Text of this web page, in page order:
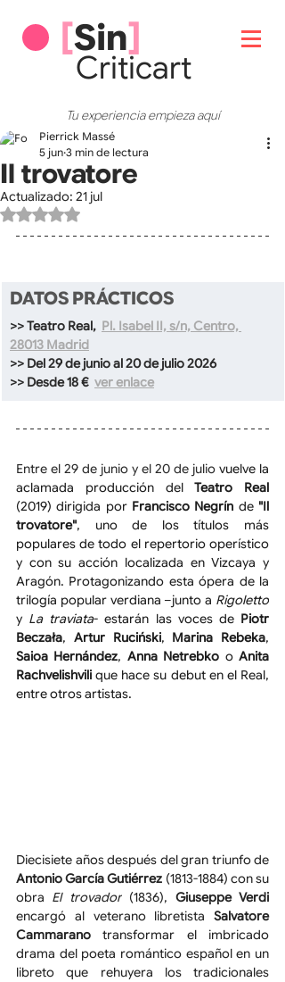
[Sin]
Criticart
Tu experiencia empieza aquí
Il trovatore
Pierrick Massé
5 jun 3 min de lectura
Actualizado: 21 jul
Obtuvo NaN de 5 estrellas.
DATOS PRÁCTICOS
>> Teatro Real, Pl. Isabel II, s/n, Centro,
28013 Madrid
>> Del 29 de junio al 20 de julio 2026
>> Desde 18 € ver enlace
Entre el 29 de junio y el 20 de julio vuelve la
aclamada producción del Teatro Real
(2019) dirigida por Francisco Negrín de "Il
trovatore", uno de los títulos más
populares de todo el repertorio operístico
y con su acción localizada en Vizcaya y
Aragón. Protagonizando esta ópera de la
trilogía popular verdiana –junto a Rigoletto
y La traviata- estarán las voces de Piotr
Beczała, Artur Ruciński, Marina Rebeka
Saioa Hernández, Anna Netrebko o Anita
Rachvelishvili que hace su debut en el Real,
entre otros artistas.
Antonio García Gutiérrez (1813-1884) con su
obra El trovador (1836), Giuseppe Verdi
encargó al veterano libretista Salvatore
Cammarano transformar el imbricado
drama del poeta romántico español en un
libreto que rehuyera los tradicionales